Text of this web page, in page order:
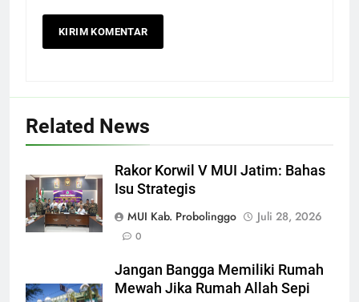
Related News
Rakor Korwil V MUI Jatim: Bahas
Isu Strategis
MUI Kab. Probolinggo
Juli 28, 2026
0
Jangan Bangga Memiliki Rumah
Mewah Jika Rumah Allah Sepi